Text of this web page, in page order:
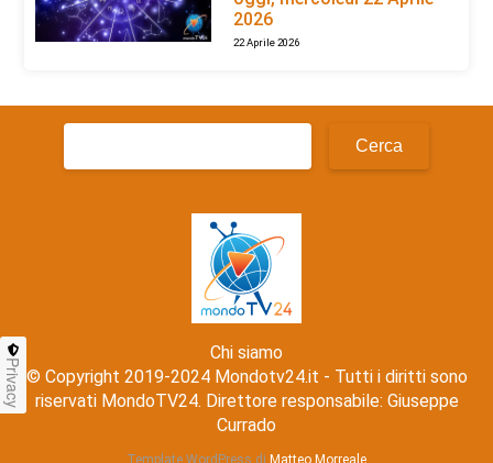
2026
22 Aprile 2026
Ricerca
Chi siamo
© Copyright 2019-2024 Mondotv24.it - Tutti i diritti sono
riservati MondoTV24. Direttore responsabile: Giuseppe
Currado
Template WordPress di Matteo Morreale
Privacy